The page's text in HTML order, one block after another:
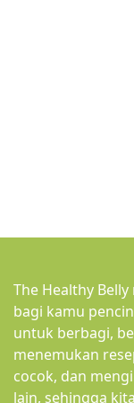
The Healthy
bagi kamu
untuk berbagi,
menemukan
cocok, dan
lain, sehingga